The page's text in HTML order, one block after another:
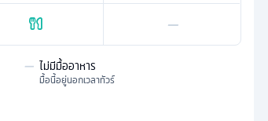
—
— ไม่มีมื้ออาหาร
มื้อนี้อยู่นอกเวลาทัวร์